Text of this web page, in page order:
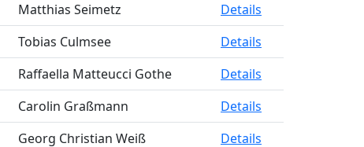
Matthias Seimetz
Details
Tobias Culmsee
Details
Raffaella Matteucci Gothe
Details
Carolin Graßmann
Details
Georg Christian Weiß
Details